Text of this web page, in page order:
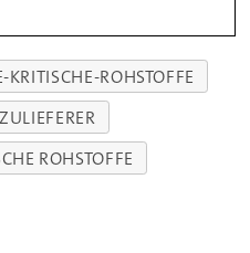
KRITISCHE-ROHSTOFFE
ZULIEFERER
ROHSTOFFE